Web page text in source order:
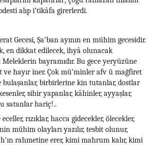
alıp i’tikâfa girerlerdi.
Gecesi, Şa’ban ayının en mühim gecesidir.
en dikkat edilecek, ihyâ olunacak
bayramıdır. Bu gece yeryüzüne
ve hayır iner. Çok mü’minler afv ü mağfiret
birbirlerine kin tutanlar, dostlar
sihir yapanlar, kâhinler, ayyaşlar,
satanlar hariç!..
eceller, rızıklar, hacca gidecekler, ölecekler,
mühim olayları yazılır, tesbit olunur,
rahmetine erer, kimi mahrum kalır, kimi